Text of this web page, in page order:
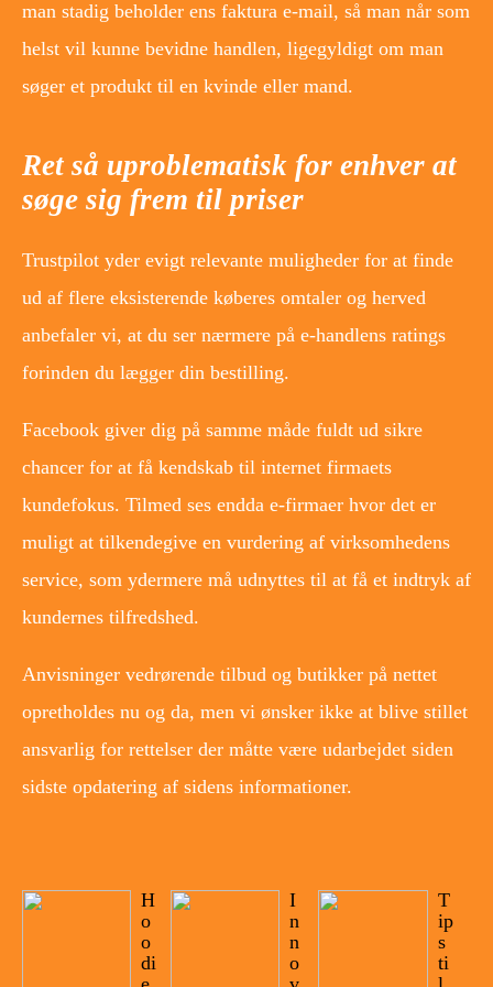
man stadig beholder ens faktura e-mail, så man når som
helst vil kunne bevidne handlen, ligegyldigt om man
søger et produkt til en kvinde eller mand.
Ret så uproblematisk for enhver at
søge sig frem til priser
Trustpilot yder evigt relevante muligheder for at finde
ud af flere eksisterende køberes omtaler og herved
anbefaler vi, at du ser nærmere på e-handlens ratings
forinden du lægger din bestilling.
Facebook giver dig på samme måde fuldt ud sikre
chancer for at få kendskab til internet firmaets
kundefokus. Tilmed ses endda e-firmaer hvor det er
muligt at tilkendegive en vurdering af virksomhedens
service, som ydermere må udnyttes til at få et indtryk af
kundernes tilfredshed.
Anvisninger vedrørende tilbud og butikker på nettet
opretholdes nu og da, men vi ønsker ikke at blive stillet
ansvarlig for rettelser der måtte være udarbejdet siden
sidste opdatering af sidens informationer.
H
o
o
di
I
n
n
o
T
ip
s
ti